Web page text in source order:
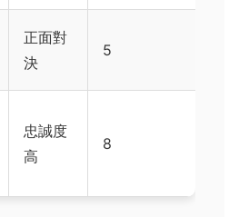
正面對
決
5
忠誠度
高
8